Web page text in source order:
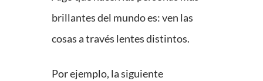
brillantes del mundo es: ven las
cosas a través lentes distintos.
Por ejemplo, la siguiente